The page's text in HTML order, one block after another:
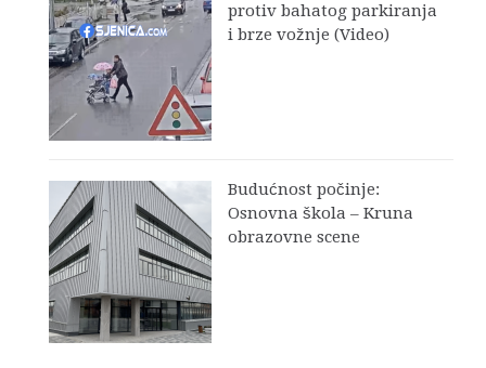
protiv bahatog parkiranja
i brze vožnje (Video)
Budućnost počinje:
Osnovna škola – Kruna
obrazovne scene